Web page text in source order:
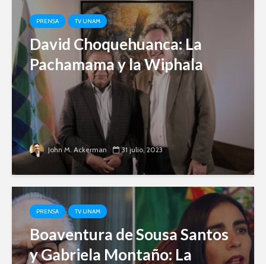
PRENSA TV UNAM
David Choquehuanca: La
Pachamama y la Wiphala
John M. Ackerman 31 julio, 2023
PRENSA TV UNAM
Boaventura de Sousa Santos
y Gabriela Montaño: La